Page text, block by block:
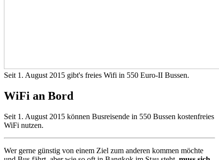
Seit 1. August 2015 gibt's freies Wifi in 550 Euro-II Bussen.
WiFi an Bord
Seit 1. August 2015 können Busreisende in 550 Bussen kostenfreies
WiFi nutzen.
Wer gerne günstig von einem Ziel zum anderen kommen möchte